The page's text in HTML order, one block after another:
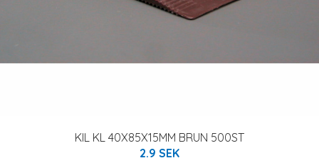
KIL KL 40X85X15MM BRUN 500ST
2.9 SEK